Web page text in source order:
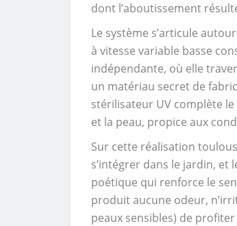
dont l’aboutissement
Le système s’articule
à vitesse variable basse
indépendante, où elle
un matériau secret de
stérilisateur UV complète
et la peau, propice aux
Sur cette réalisation
s’intégrer dans le jardin, et
poétique qui renforce le
produit aucune odeur,
peaux sensibles) de